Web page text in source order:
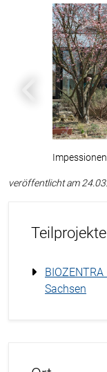
Zurück
veröffentlicht am
Teilprojekte
Sachsen